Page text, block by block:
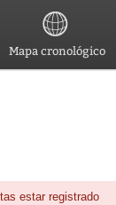
Mapa cronológico
estar registrado